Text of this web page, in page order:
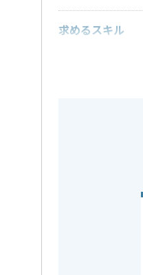
求めるスキル
この案件で扱う
この案件のポイ